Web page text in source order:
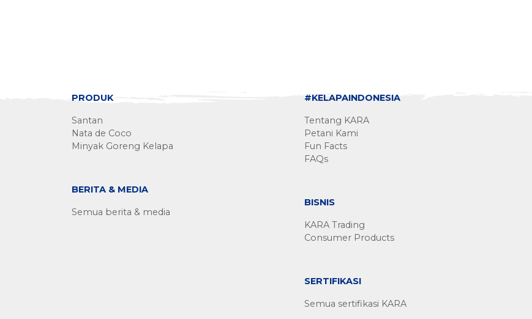
PRODUK
Santan
Nata de Coco
Minyak Goreng Kelapa
BERITA & MEDIA
Semua berita & media
#KELAPAINDONESIA
Tentang KARA
Petani Kami
Fun Facts
FAQs
BISNIS
KARA Trading
Consumer Products
SERTIFIKASI
Semua sertifikasi KARA